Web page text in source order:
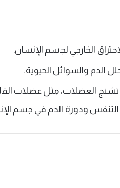
الخارجي لجسم الإنسان.
الدم والسوائل الحيوية.
تشنج العضلات، مثل عضلات
التنفس ودورة الدم في جسم